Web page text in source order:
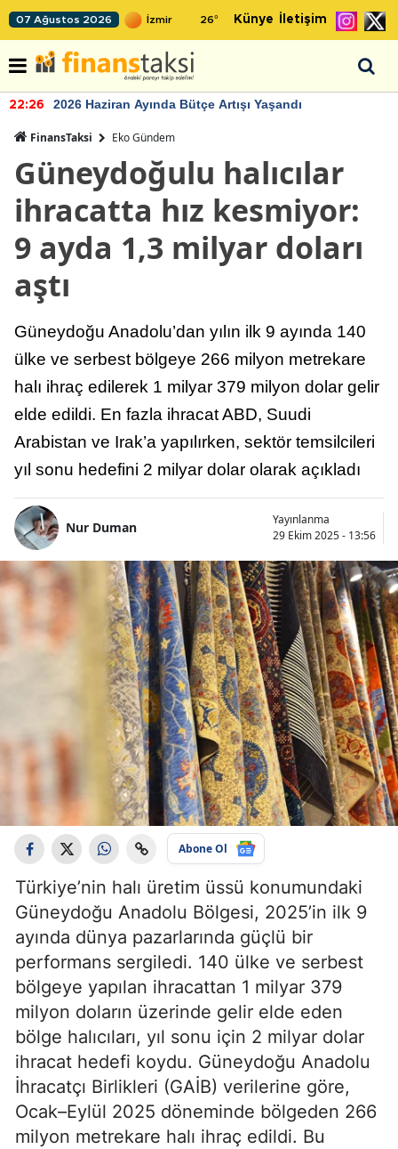
07 Ağustos 2026 26° Künye İletişim
22:26 2026 Haziran Ayında Bütçe Artışı Yaşandı
FinansTaksi Eko Gündem
Güneydoğulu halıcılar
ihracatta hız kesmiyor:
9 ayda 1,3 milyar doları
aştı
Güneydoğu Anadolu’dan yılın ilk 9 ayında 140
ülke ve serbest bölgeye 266 milyon metrekare
halı ihraç edilerek 1 milyar 379 milyon dolar gelir
elde edildi. En fazla ihracat ABD, Suudi
Arabistan ve Irak’a yapılırken, sektör temsilcileri
yıl sonu hedefini 2 milyar dolar olarak açıkladı
Nur Duman
Yayınlanma
29 Ekim 2025 - 13:56
Abone Ol
Türkiye’nin halı üretim üssü konumundaki
Güneydoğu Anadolu Bölgesi, 2025’in ilk 9
ayında dünya pazarlarında güçlü bir
performans sergiledi. 140 ülke ve serbest
bölgeye yapılan ihracattan 1 milyar 379
milyon doların üzerinde gelir elde eden
bölge halıcıları, yıl sonu için 2 milyar dolar
ihracat hedefi koydu. Güneydoğu Anadolu
İhracatçı Birlikleri (GAİB) verilerine göre,
Ocak–Eylül 2025 döneminde bölgeden 266
milyon metrekare halı ihraç edildi. Bu